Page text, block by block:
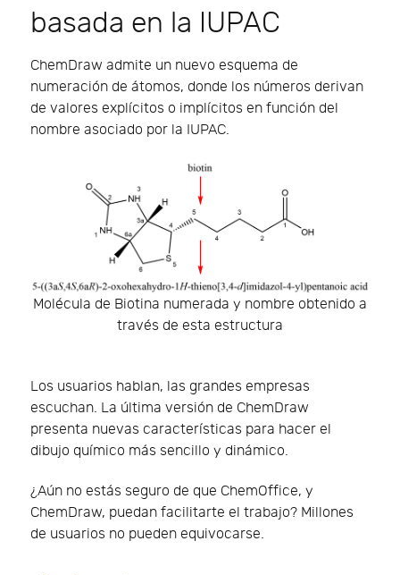
basada en la IUPAC
ChemDraw admite un nuevo esquema de
numeración de átomos, donde los números derivan
de valores explícitos o implícitos en función del
nombre asociado por la IUPAC.
Molécula de Biotina numerada y nombre obtenido a
través de esta estructura
Los usuarios hablan, las grandes empresas
escuchan. La última versión de ChemDraw
presenta nuevas características para hacer el
dibujo químico más sencillo y dinámico.
¿Aún no estás seguro de que ChemOffice, y
ChemDraw, puedan facilitarte el trabajo? Millones
de usuarios no pueden equivocarse.